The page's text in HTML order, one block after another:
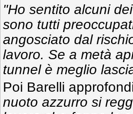
"Ho sentito alcuni
sono tutti
angosciato dal
lavoro. Se a metà
tunnel è meglio
Poi Barelli
nuoto azzurro si